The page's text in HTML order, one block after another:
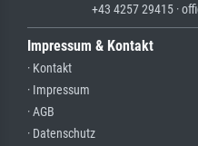
+43 4257 29415 ·
Impressum & Kontakt
· Kontakt
· Impressum
· AGB
· Datenschutz